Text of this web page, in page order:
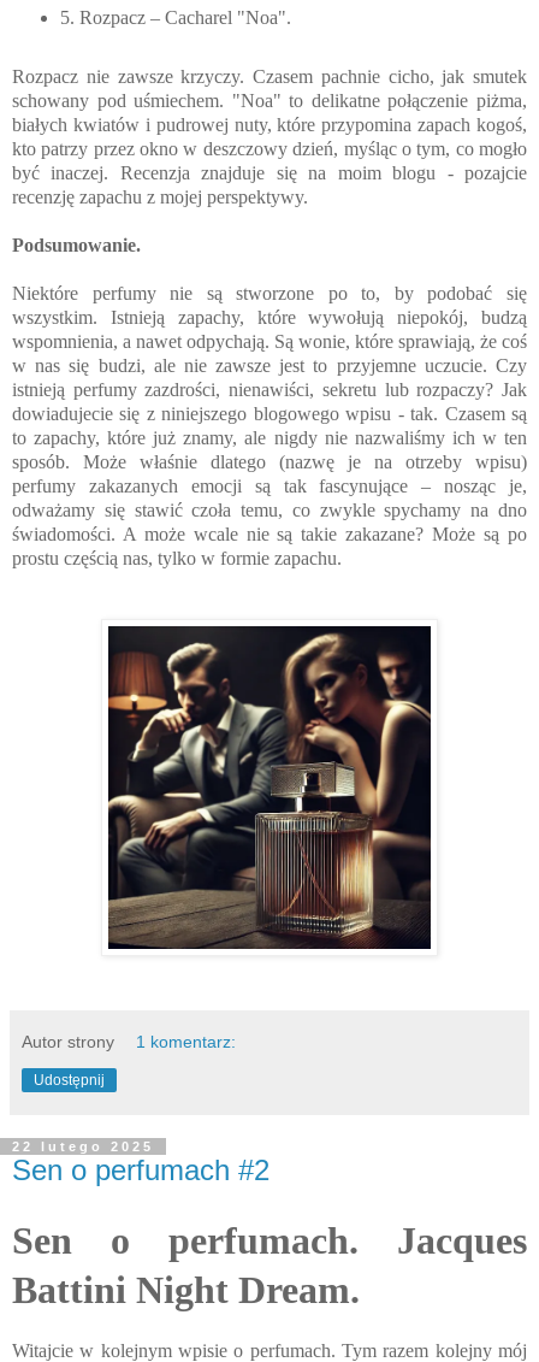
5. Rozpacz – Cacharel "Noa".
Rozpacz nie zawsze krzyczy. Czasem pachnie cicho, jak smutek
schowany pod uśmiechem. "Noa" to delikatne połączenie piżma,
białych kwiatów i pudrowej nuty, które przypomina zapach kogoś,
kto patrzy przez okno w deszczowy dzień, myśląc o tym, co mogło
być inaczej. Recenzja znajduje się na moim blogu - pozajcie
recenzję zapachu z mojej perspektywy.
Podsumowanie.
Niektóre perfumy nie są stworzone po to, by podobać się
wszystkim. Istnieją zapachy, które wywołują niepokój, budzą
wspomnienia, a nawet odpychają. Są wonie, które sprawiają, że coś
w nas się budzi, ale nie zawsze jest to przyjemne uczucie. Czy
istnieją perfumy zazdrości, nienawiści, sekretu lub rozpaczy? Jak
dowiadujecie się z niniejszego blogowego wpisu - tak. Czasem są
to zapachy, które już znamy, ale nigdy nie nazwaliśmy ich w ten
sposób. Może właśnie dlatego (nazwę je na otrzeby wpisu)
perfumy zakazanych emocji są tak fascynujące – nosząc je,
odważamy się stawić czoła temu, co zwykle spychamy na dno
świadomości. A może wcale nie są takie zakazane? Może są po
prostu częścią nas, tylko w formie zapachu.
Autor strony 1 komentarz:
Udostępnij
22 lutego 2025
Sen o perfumach #2
Sen o perfumach. Jacques
Battini Night Dream.
Witajcie w kolejnym wpisie o perfumach. Tym razem kolejny mój